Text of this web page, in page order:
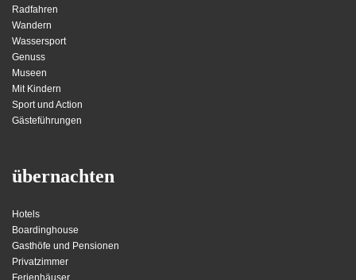
Radfahren
Wandern
Wassersport
Genuss
Museen
Mit Kindern
Sport und Action
Gästeführungen
übernachten
Hotels
Boardinghouse
Gasthöfe und Pensionen
Privatzimmer
Ferienhäuser